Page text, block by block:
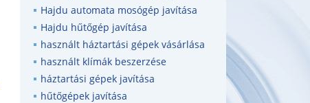
Hajdu automata mosógép javítása
Hajdu hűtőgép javítása
használt háztartási gépek vásárlása
használt klímák beszerzése
háztartási gépek javítása
hűtőgépek javítása